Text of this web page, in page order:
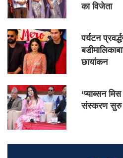
का विजेता
पर्यटन
छायांकन
‘प्याब्सन
संस्करण सुरु